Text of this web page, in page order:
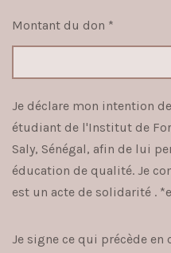
Montant du don *
Je déclare mon intention
étudiant de l'Institut de
Saly, Sénégal, afin de lui
éducation de qualité. Je
est un acte de solidarité . *
Je signe ce qui précède en